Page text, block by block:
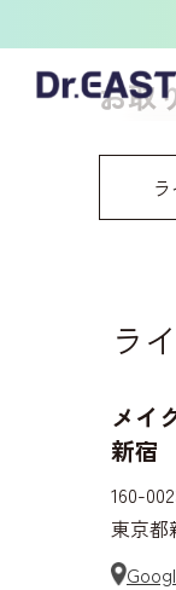
お取
ラ
メイ
新宿
160-
東京都